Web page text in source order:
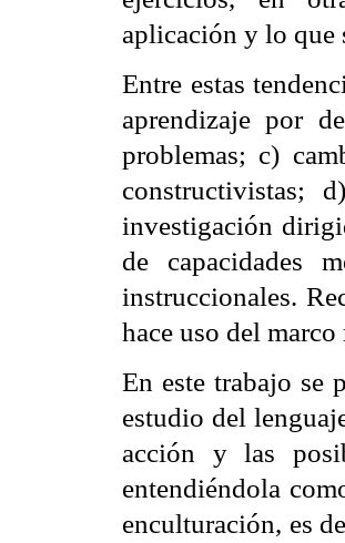
aplicación y lo que
Entre estas
aprendizaje por
problemas; c)
constructivistas;
investigación
de capacidades
instruccionales.
hace uso del
En este trabajo se
estudio del
acción y las
entendiéndola
enculturación, es